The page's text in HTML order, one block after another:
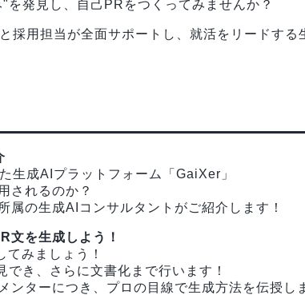
発見し、自己PRをつくってみませんか？
採用担当が全面サポートし、就活をリードする
生成AIプラットフォーム「GaiXer」
されるのか？
の生成AIコンサルタントがご紹介します！
文を生成しよう！
みましょう！
き、さらに文書化まで行います！
ターにつき、プロの目線で生成方法を伝授し